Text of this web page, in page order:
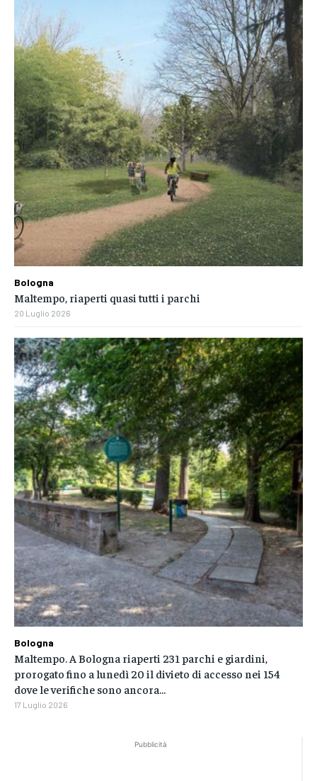
Pubblicità
Bologna
Maltempo, riaperti quasi tutti i parchi
20 Luglio 2026
Bologna
Maltempo. A Bologna riaperti 231 parchi e giardini,
prorogato fino a lunedì 20 il divieto di accesso nei 154
dove le verifiche sono ancora...
17 Luglio 2026